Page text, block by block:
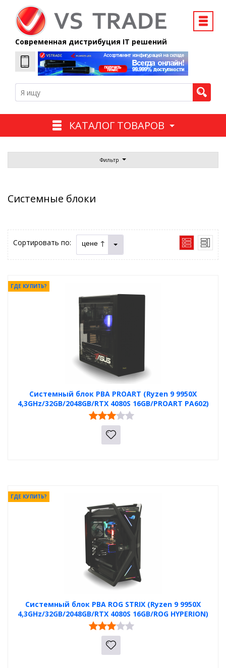
Современная дистрибуция IT решений
КАТАЛОГ ТОВАРОВ
Фильтр
Системные блоки
Сортировать по: цене ↑
Системный блок PBA PROART (Ryzen 9 9950X
4,3GHz/32GB/2048GB/RTX 4080S 16GB/PROART PA602)
ГДЕ КУПИТЬ?
Системный блок PBA ROG STRIX (Ryzen 9 9950X
4,3GHz/32GB/2048GB/RTX 4080S 16GB/ROG HYPERION)
ГДЕ КУПИТЬ?